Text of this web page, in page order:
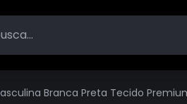
Branca Preta Tecido